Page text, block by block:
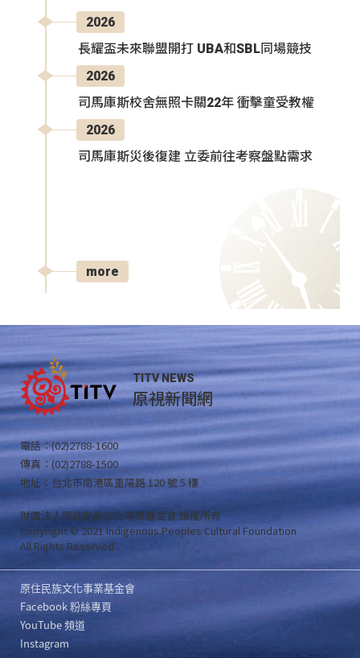
2026
長耀盃未來聯盟開打 UBA和SBL同場競技
2026
司馬庫斯校舍無照卡關22年 衝擊童受教權
2026
司馬庫斯災後復建 立委前往考察盤點需求
more
TITV NEWS
原視新聞網
電話：(02)2788-1600
傳真：(02)2788-1500
地址：台北市南港區重陽路 120 號 5 樓
財團法人原住民族文化事業基金會 版權所有
Copyright © 2021 Indigenous Peoples Cultural Foundation
All Rights Reserved .
原住民族文化事業基金會
Facebook 粉絲專頁
YouTube 頻道
Instagram